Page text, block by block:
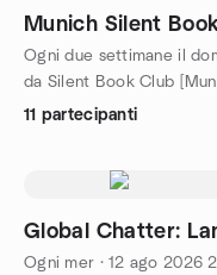
Munich Silent
Ogni due settimane il
da Silent Book Club
11 partecipanti
Global Chatter:
Ogni mer ·12 ago 2026